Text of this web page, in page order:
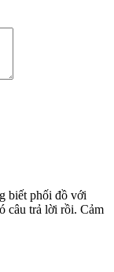
2026